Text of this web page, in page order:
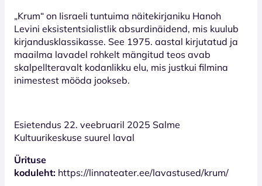
„Krum“ on Iisraeli tuntuima näitekirjaniku Hanoh
Levini eksistentsialistlik absurdinäidend, mis kuulub
kirjandusklassikasse. See 1975. aastal kirjutatud ja
maailma lavadel rohkelt mängitud teos avab
skalpellteravalt kodanlikku elu, mis justkui filmina
inimestest mööda jookseb.
Esietendus 22. veebruaril 2025 Salme
Kultuurikeskuse suurel laval
Ürituse
koduleht: https://linnateater.ee/lavastused/krum/